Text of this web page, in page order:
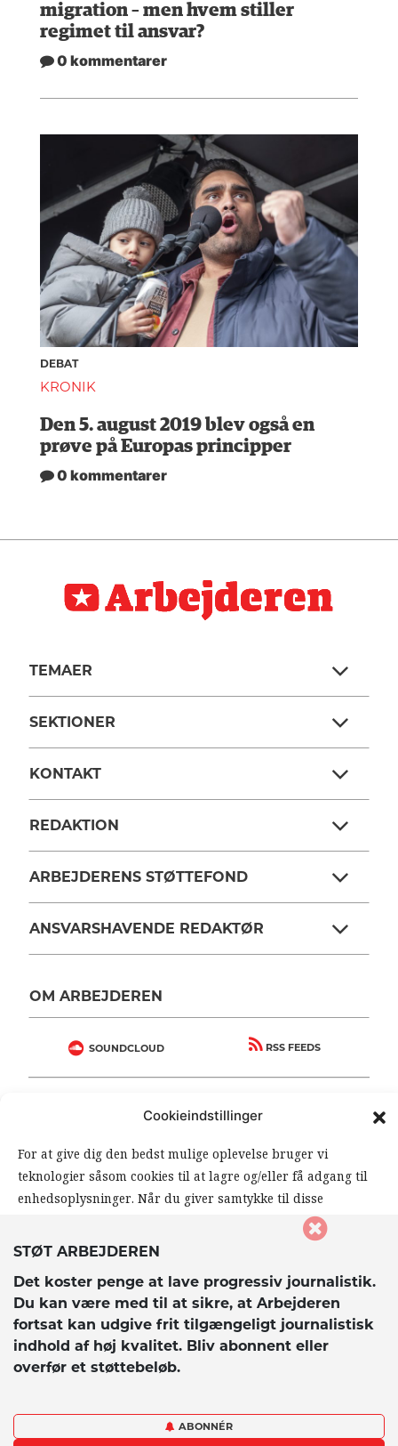
Cookieindstillinger
For at give dig den bedst mulige oplevelse bruger vi
teknologier såsom cookies til at lagre og/eller få adgang til
enhedsoplysninger. Når du giver samtykke til disse
teknologier, giver du os mulighed for at behandle data såsom
din browseradfærd eller unikke ID’er på dette website. Hvis
kan det påvirke visse funktioner og muligheder på
hjemmesiden negativt.
Accepter
Afvis
migration – men hvem stiller
regimet til ansvar?
0 kommentarer
DEBAT
KRONIK
Den 5. august 2019 blev også en
prøve på Europas principper
0 kommentarer
STØT ARBEJDEREN
Det koster penge at lave progressiv journalistik.
Du kan være med til at sikre, at Arbejderen
fortsat kan udgive frit tilgængeligt journalistisk
indhold af høj kvalitet. Bliv abonnent eller
overfør et støttebeløb.
ABONNÉR
TEMAER
SEKTIONER
KONTAKT
REDAKTION
ARBEJDERENS STØTTEFOND
ANSVARSHAVENDE REDAKTØR
OM ARBEJDEREN
SOUNDCLOUD RSS FEEDS
FØLG ARBEJDEREN
| |
© 2026 Arbejderen. Alle rettigheder forbeholdes.